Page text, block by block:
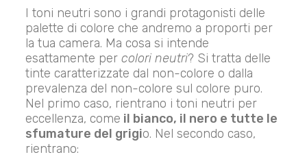
I toni neutri sono i grandi protagonisti delle
palette di colore che andremo a proporti per
la tua camera. Ma cosa si intende
esattamente percolori neutri? Si tratta delle
tinte caratterizzate dal non-colore o dalla
prevalenza del non-colore sul colore puro.
Nel primo caso, rientrano i toni neutri per
eccellenza, come il bianco, il nero e tutte le
sfumature del grigio. Nel secondo caso,
rientrano: